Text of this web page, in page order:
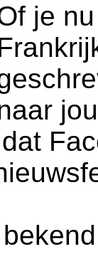
je